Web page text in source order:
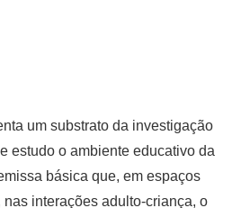
um substrato da investigação
estudo o ambiente educativo da
básica que, em espaços
interações adulto-criança, o